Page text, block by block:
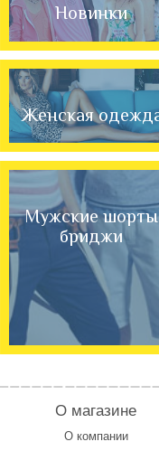
Новинки
Женская
Мужские шорты
бриджи
О магазине
О компании